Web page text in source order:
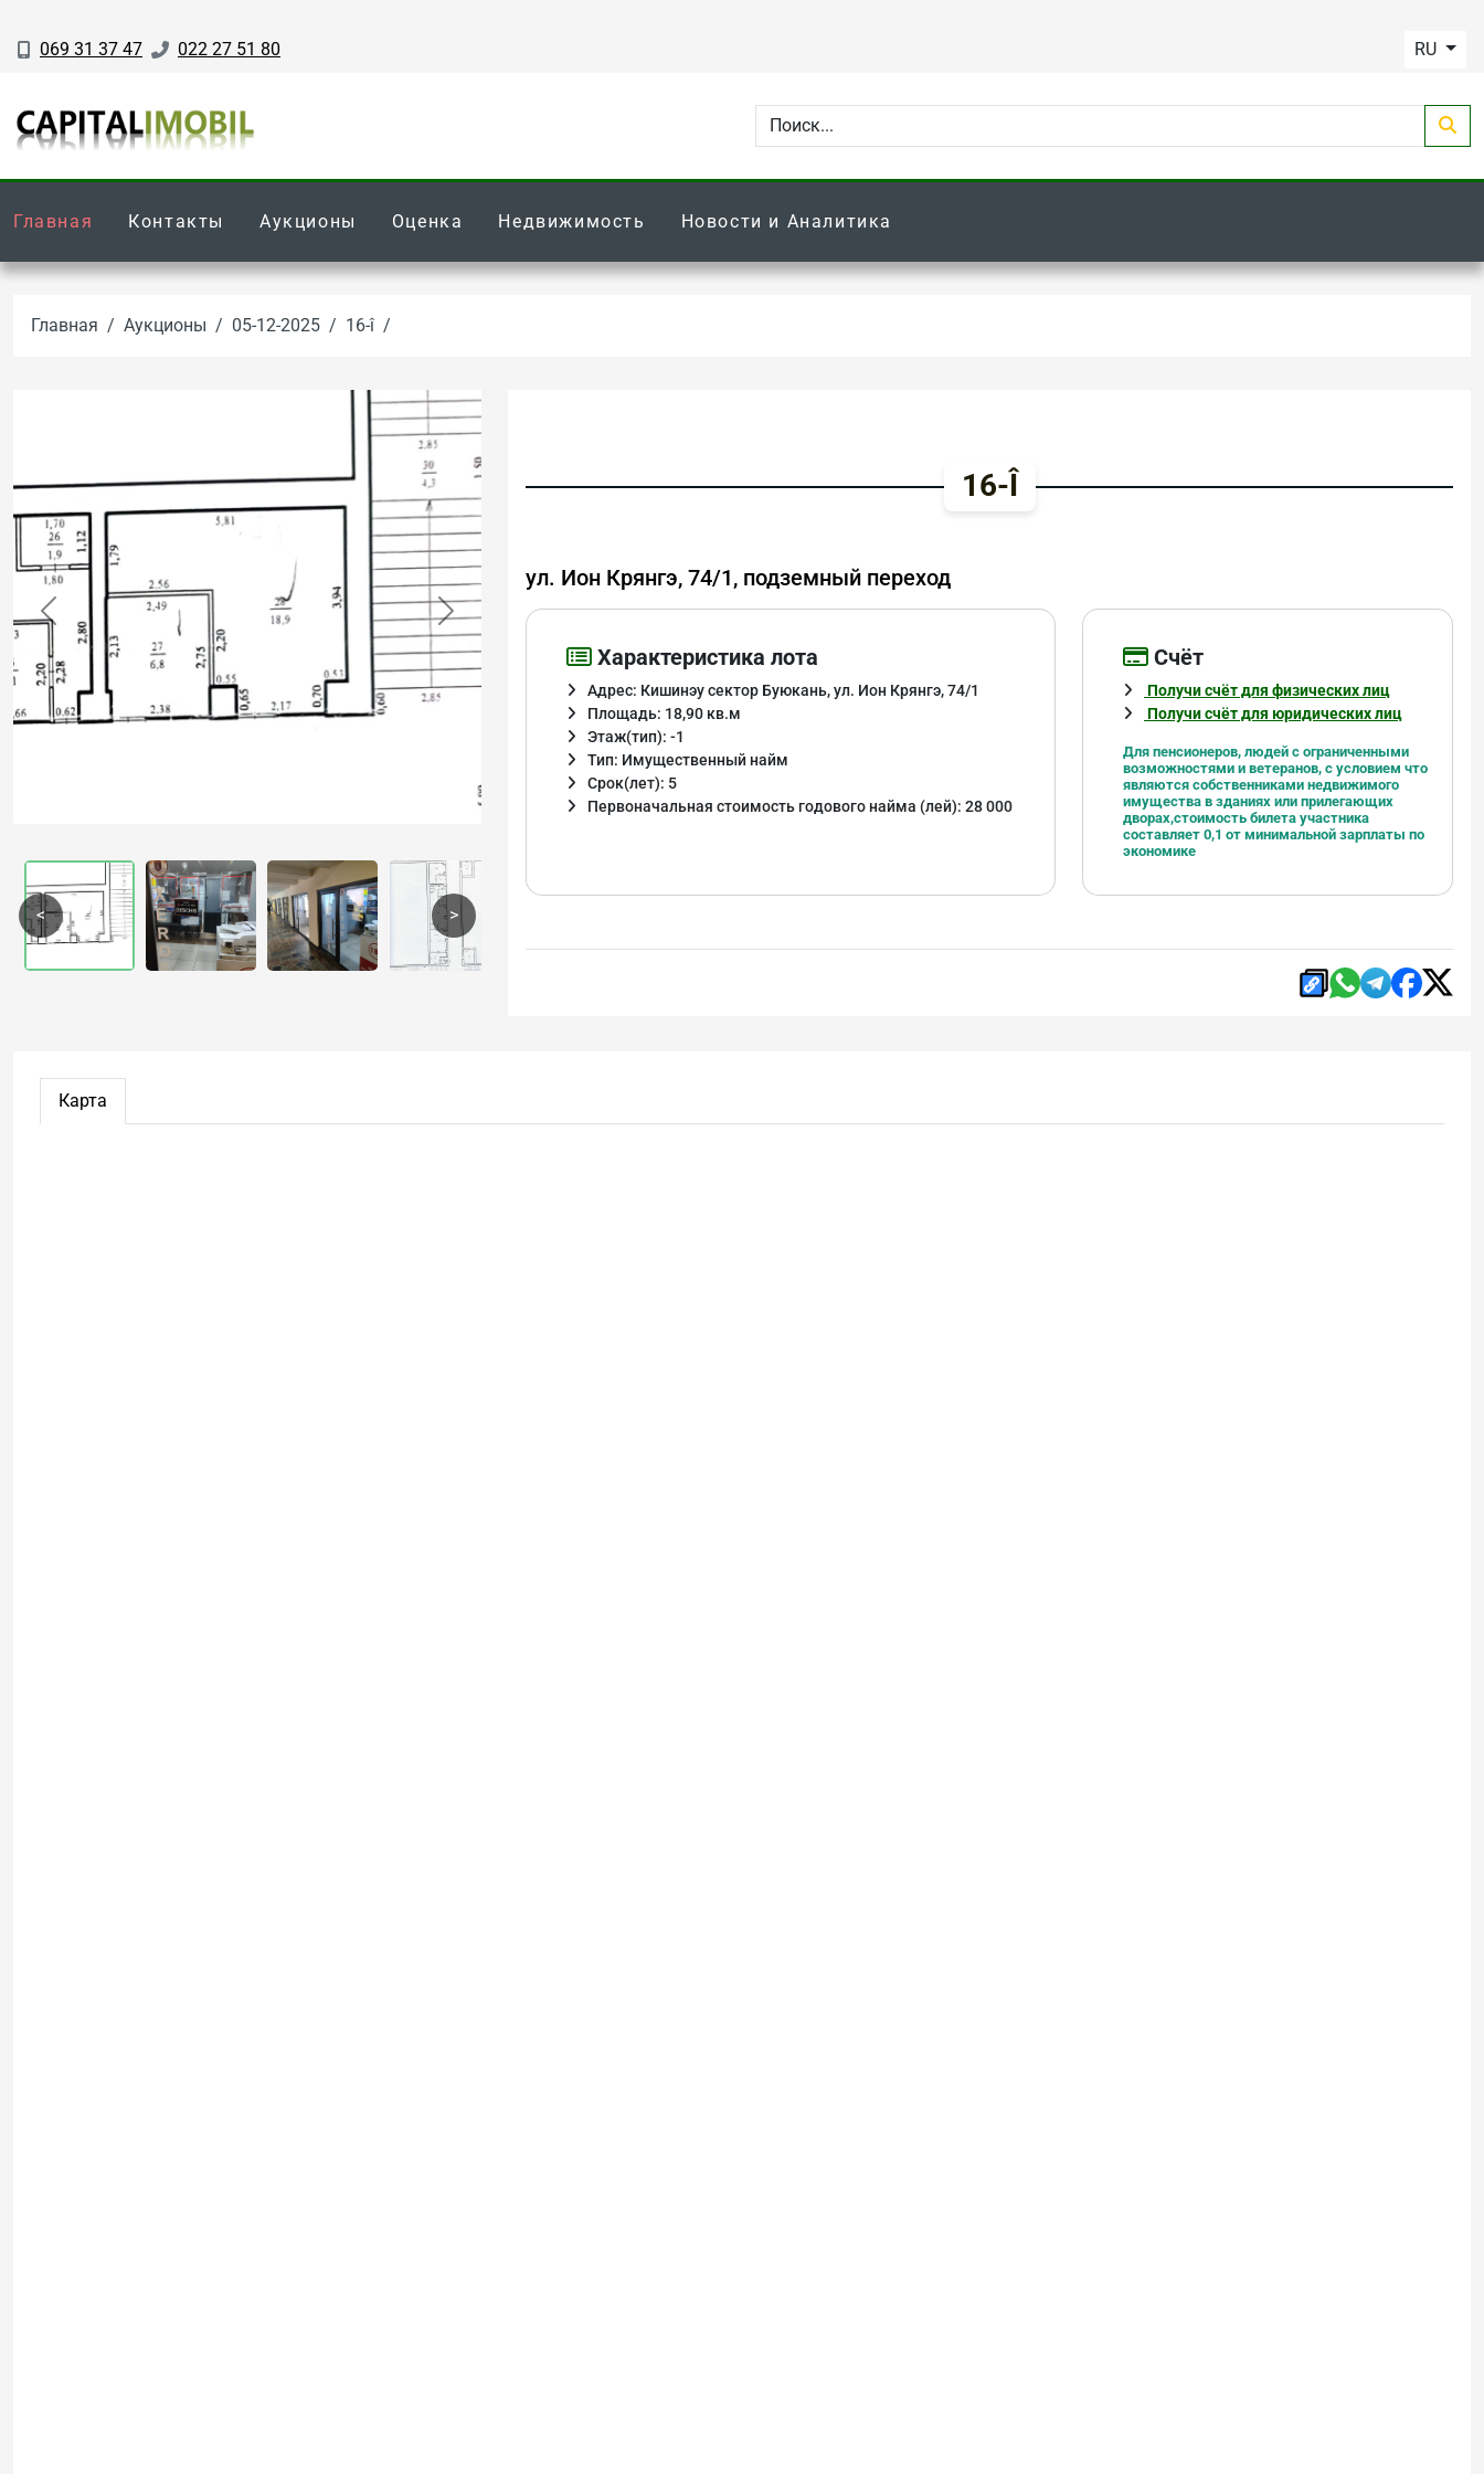
069 31 37 47 022 27 51 80 RU
Главная Контакты Аукционы Оценка Недвижимость Новости и Аналитика
Главная Аукционы 05-12-2025 16-î
Previous Next
< >
16-Î
ул. Ион Крянгэ, 74/1, подземный переход
Характеристика лота
Адрес: Кишинэу сектор Буюкань, ул. Ион Крянгэ, 74/1
Площадь: 18,90 кв.м
Этаж(тип): -1
Тип: Имущественный найм
Срок(лет): 5
Первоначальная стоимость годового найма (лей): 28 000
Cчёт
Получи счёт для физических лиц
Получи счёт для юридических лиц
Для пенсионеров, людей с ограниченными
возможностями и ветеранов, с условием что
являются собственниками недвижимого
имущества в зданиях или прилегающих
дворах,стоимость билета участника
составляет 0,1 от минимальной зарплаты по
экономике
Карта